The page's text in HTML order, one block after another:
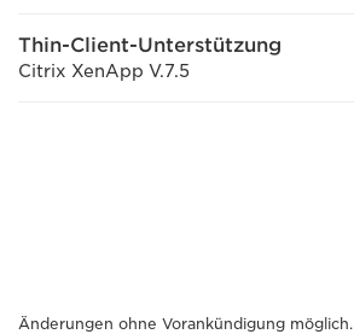
Thin-Client-Unterstützung
Citrix XenApp V.7.5
Änderungen ohne Vorankündigung möglich.